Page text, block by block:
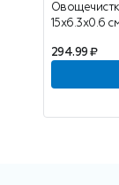
15х6.3х0.6
294.99 ₽